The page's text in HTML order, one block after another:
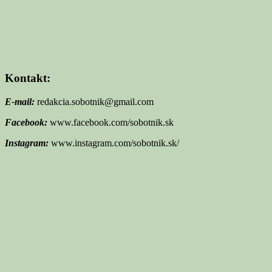
Kontakt:
E-mail: redakcia.sobotnik@gmail.com
Facebook: www.facebook.com/sobotnik.sk
Instagram: www.instagram.com/sobotnik.sk/